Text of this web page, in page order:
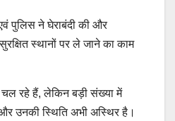
पुलिस ने घेराबंदी की और
स्थानों पर ले जाने का काम
चल रहे हैं, लेकिन बड़ी संख्या में
उनकी स्थिति अभी अस्थिर है।